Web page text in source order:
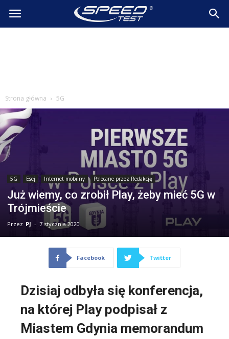
SpeedTest.pl
Strona główna 5G
5G Esej Internet mobilny Polecane przez Redakcję
Już wiemy, co zrobił Play, żeby mieć 5G w
Trójmieście
Przez PJ - 7 stycznia 2020
Facebook Twitter
Dzisiaj odbyła się konferencja,
na której Play podpisał z
Miastem Gdynia memorandum